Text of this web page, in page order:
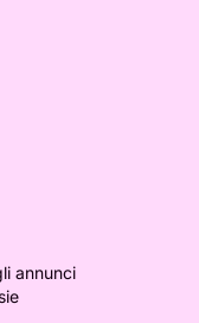
annunci